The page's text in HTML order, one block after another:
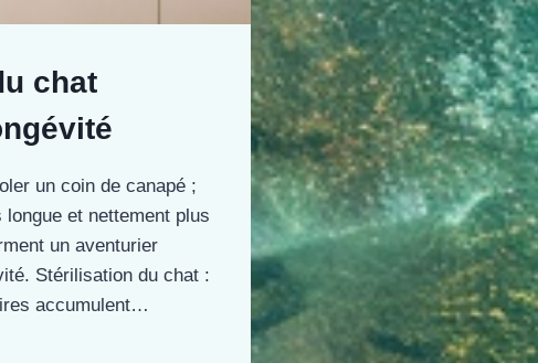
chat
un coin de canapé ;
et nettement plus
un aventurier
Stérilisation du chat :
accumulent…